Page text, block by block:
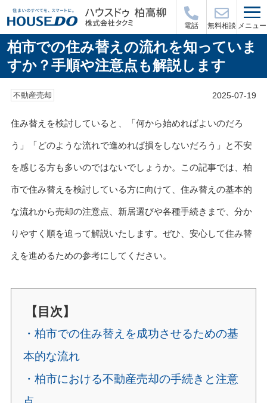
電話 無料相談 メニュー
柏市での住み替えの流れを知っていま
すか？手順や注意点も解説します
不動産売却 2025-07-19
住み替えを検討していると、「何から始めればよいのだろ
う」「どのような流れで進めれば損をしないだろう」と不安
を感じる方も多いのではないでしょうか。この記事では、柏
市で住み替えを検討している方に向けて、住み替えの基本的
な流れから売却の注意点、新居選びや各種手続きまで、分か
りやすく順を追って解説いたします。ぜひ、安心して住み替
えを進めるための参考にしてください。
【目次】
・柏市での住み替えを成功させるための基
本的な流れ
・柏市における不動産売却の手続きと注意